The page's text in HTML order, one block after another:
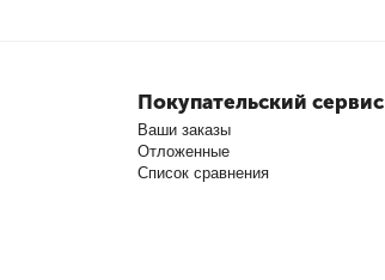
Покупательский сервис
Ваши заказы
Отложенные
Список сравнения